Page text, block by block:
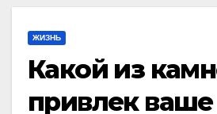
ЖИЗНЬ
Какой из
привлек ваше